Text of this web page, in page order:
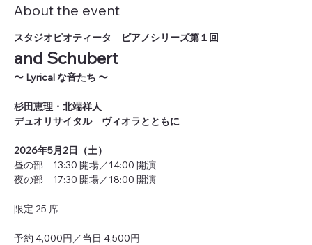
About the event
スタジオピオティータ　ピアノシリーズ第１回
and Schubert
〜 Lyrical な音たち 〜
杉田恵理・北端祥人
デュオリサイタル　ヴィオラとともに
2026年5月2日（⼟）
昼の部　13:30 開場／14:00 開演
夜の部　17:30 開場／18:00 開演
限定 25 席
予約 4,000円／当日 4,500円